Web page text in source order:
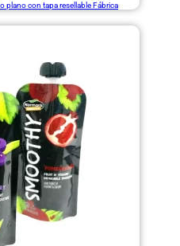
plano con tapa resellable Fábrica